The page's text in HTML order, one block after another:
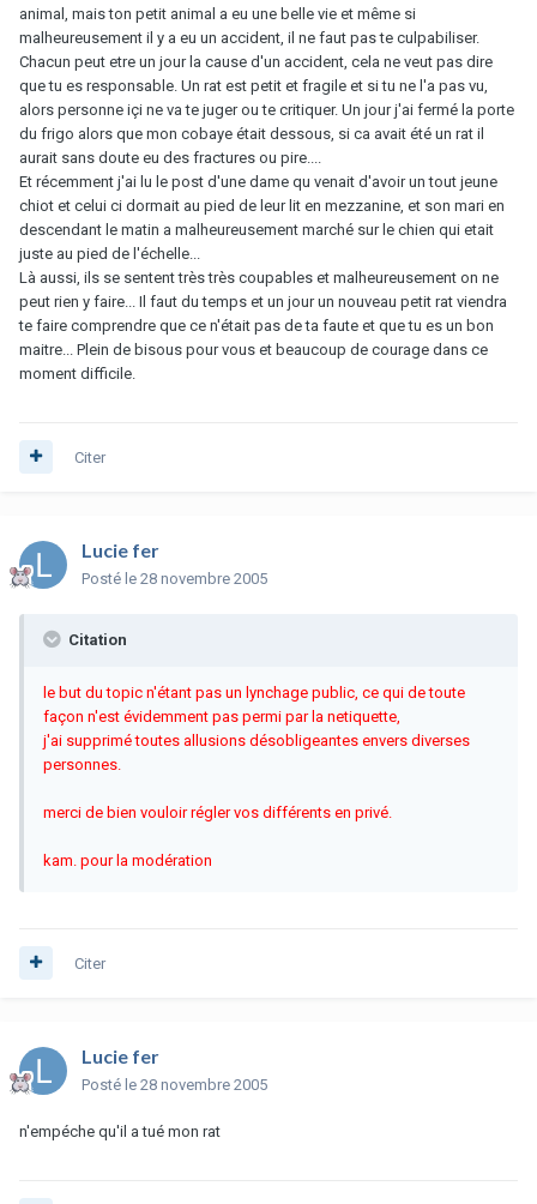
animal, mais ton petit animal a eu une belle vie et même si
malheureusement il y a eu un accident, il ne faut pas te culpabiliser.
Chacun peut etre un jour la cause d'un accident, cela ne veut pas dire
que tu es responsable. Un rat est petit et fragile et si tu ne l'a pas vu,
alors personne içi ne va te juger ou te critiquer. Un jour j'ai fermé la porte
du frigo alors que mon cobaye était dessous, si ca avait été un rat il
aurait sans doute eu des fractures ou pire....
Et récemment j'ai lu le post d'une dame qu venait d'avoir un tout jeune
chiot et celui ci dormait au pied de leur lit en mezzanine, et son mari en
descendant le matin a malheureusement marché sur le chien qui etait
juste au pied de l'échelle...
Là aussi, ils se sentent très très coupables et malheureusement on ne
peut rien y faire... Il faut du temps et un jour un nouveau petit rat viendra
te faire comprendre que ce n'était pas de ta faute et que tu es un bon
maitre... Plein de bisous pour vous et beaucoup de courage dans ce
moment difficile.
Citer
Lucie fer
Posté le 28 novembre 2005
Citation
le but du topic n'étant pas un lynchage public, ce qui de toute
façon n'est évidemment pas permi par la netiquette,
j'ai supprimé toutes allusions désobligeantes envers diverses
personnes.
merci de bien vouloir régler vos différents en privé.
kam. pour la modération
Citer
Lucie fer
Posté le 28 novembre 2005
n'empéche qu'il a tué mon rat